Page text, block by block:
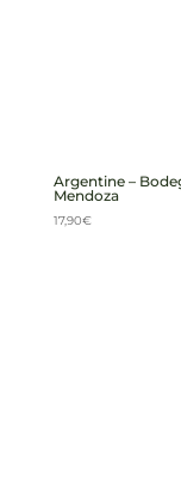
Argentine –
Mendoza
17,90€